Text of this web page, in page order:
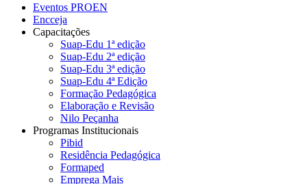
Eventos PROEN
Encceja
Capacitações
Suap-Edu 1ª edição
Suap-Edu 2ª edição
Suap-Edu 3ª edição
Suap-Edu 4ª Edição
Formação Pedagógica
Elaboração e Revisão
Nilo Peçanha
Programas Institucionais
Pibid
Residência Pedagógica
Formaped
Emprega Mais